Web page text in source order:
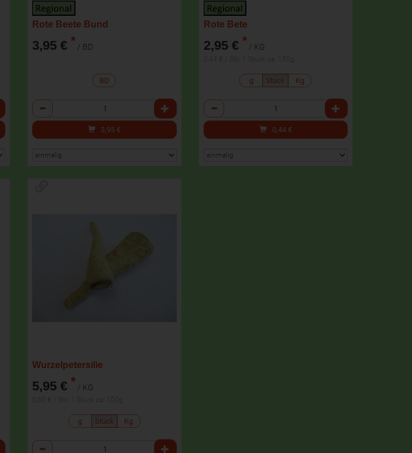
Rote Beete Bund
3,95 € * / BD
BD
Anzahl
3,95 €
Rote Bete
2,95 € * / KG
g Stück Kg
Anzahl
0,44 €
Wurzelpetersilie
5,95 € * / KG
g Stück Kg
Anzahl